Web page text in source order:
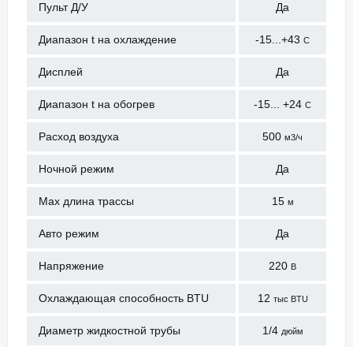
Пульт Д/У Да
Диапазон t на охлаждение -15...+43 С
Дисплей Да
Диапазон t на обогрев -15... +24 С
Расход воздуха 500 м3/ч
Ночной режим Да
Max длина трассы 15 м
Авто режим Да
Напряжение 220 В
Охлаждающая способность BTU 12 тыс BTU
Диаметр жидкостной трубы 1/4 дюйм